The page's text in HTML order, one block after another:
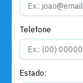
Telefone
Estado: